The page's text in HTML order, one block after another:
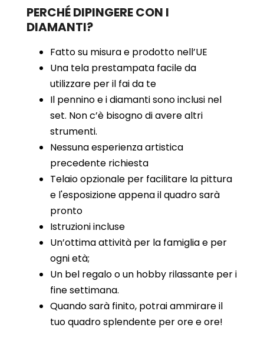
PERCHÉ DIPINGERE CON I
DIAMANTI?
Fatto su misura e prodotto nell’UE
Una tela prestampata facile da
utilizzare per il fai da te
Il pennino e i diamanti sono inclusi nel
set. Non c’è bisogno di avere altri
strumenti.
Nessuna esperienza artistica
precedente richiesta
Telaio opzionale per facilitare la pittura
e l'esposizione appena il quadro sarà
pronto
Istruzioni incluse
Un’ottima attività per la famiglia e per
ogni età;
Un bel regalo o un hobby rilassante per i
fine settimana.
Quando sarà finito, potrai ammirare il
tuo quadro splendente per ore e ore!